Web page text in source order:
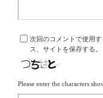
次回のコメントで使用
ス、サイトを保存する。
Please enter the characters